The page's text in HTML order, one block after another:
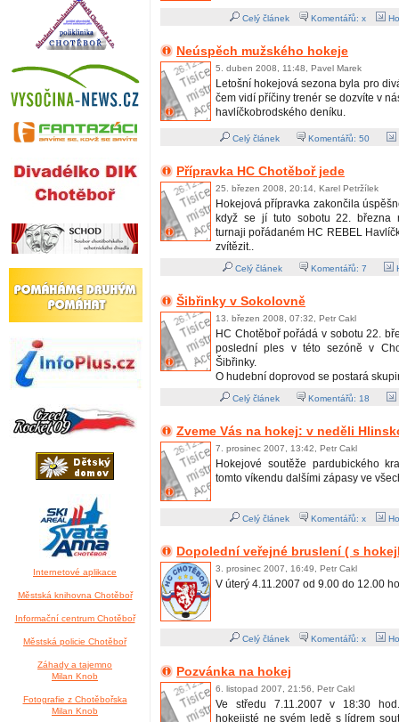
Internetové aplikace
Městská knihovna Chotěboř
Informační centrum Chotěboř
Městská policie Chotěboř
Záhady a tajemno
Milan Knob
Fotografie z Chotěbořska
Milan Knob
Celý článek Komentářů: x
Neúspěch mužského hokeje
5. duben 2008, 11:48, Pavel Marek
Letošní hokejová sezona byla pro
čem vidí příčiny trenér se dozvíte v
havlíčkobrodského deníku.
Celý článek Komentářů: 50
Přípravka HC Chotěboř jede
25. březen 2008, 20:14, Karel Petržílek
Hokejová přípravka zakončila
když se jí tuto sobotu 22. března
turnaji pořádaném HC REBEL
zvítězit..
Celý článek Komentářů: 7
Šibřinky v Sokolovně
13. březen 2008, 07:32, Petr Cakl
HC Chotěboř pořádá v sobotu 22.
poslední ples v této sezóně v
Šibřinky.
O hudební doprovod se postará
Celý článek Komentářů: 18
Zveme Vás na hokej: v neděli
7. prosinec 2007, 13:42, Petr Cakl
Hokejové soutěže pardubického
tomto víkendu dalšími zápasy ve
Celý článek Komentářů: x
Dopolední veřejné bruslení ( s
3. prosinec 2007, 16:49, Petr Cakl
V úterý 4.11.2007 od 9.00 do 12.00
Celý článek Komentářů: x
Pozvánka na hokej
6. listopad 2007, 21:56, Petr Cakl
Ve středu 7.11.2007 v 18:30
hokejisté ne svém ledě s lídrem